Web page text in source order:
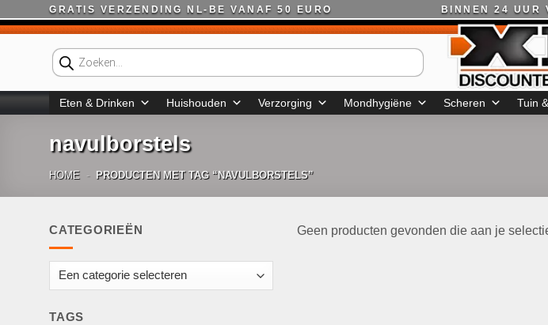
naar
GRATIS VERZENDING NL-BE VANAF 50 EURO BINNEN 24 UUR
Producten
zoeken
Eten & Drinken Huishouden Verzorging Mondhygiëne Scheren Tuin
navulborstels
HOME - PRODUCTEN MET TAG “NAVULBORSTELS”
CATEGORIEËN
TAGS
Geen producten gevonden die aan je